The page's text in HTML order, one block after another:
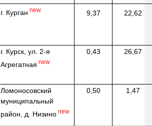
г. Курган new 9,37 22,62
г. Курск, ул. 2-я
Агрегатная new
0,43 26,67
Ломоносовский
муниципальный
район, д. Низино new
0,50 1,47